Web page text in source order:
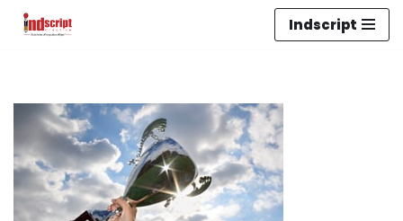
Indscript